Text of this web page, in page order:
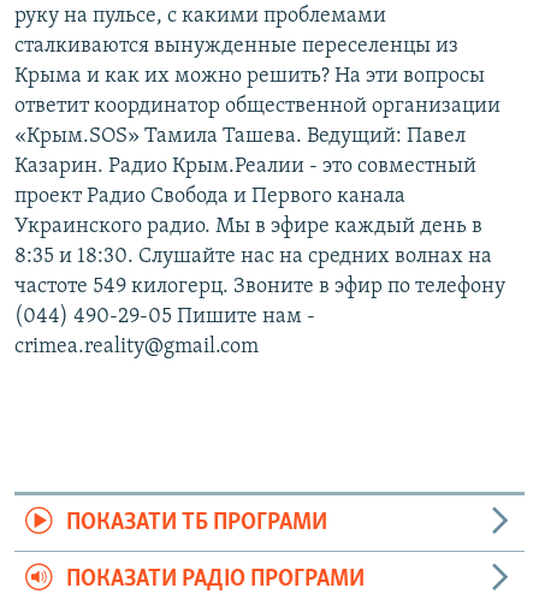
руку на пульсе, с какими проблемами
сталкиваются вынужденные переселенцы из
Крыма и как их можно решить? На эти вопросы
ответит координатор общественной организации
«Крым.SOS» Тамила Ташева. Ведущий: Павел
Казарин. Радио Крым.Реалии - это совместный
проект Радио Свобода и Первого канала
Украинского радио. Мы в эфире каждый день в
8:35 и 18:30. Слушайте нас на средних волнах на
частоте 549 килогерц. Звоните в эфир по телефону
(044) 490-29-05 Пишите нам -
crimea.reality@gmail.com
ПОКАЗАТИ ТБ ПРОГРАМИ
ПОКАЗАТИ РАДІО ПРОГРАМИ